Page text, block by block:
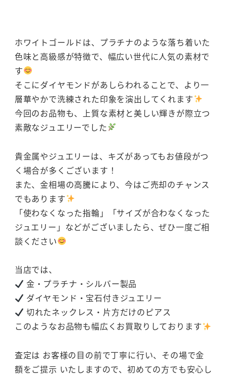
ホワイトゴールドは、プラチナのような落ち着いた
色味と高級感が特徴で、幅広い世代に人気の素材で
す
そこにダイヤモンドがあしらわれることで、より一
層華やかで洗練された印象を演出してくれます
今回のお品物も、上質な素材と美しい輝きが際立つ
素敵なジュエリーでした
貴金属やジュエリーは、キズがあってもお値段がつ
く場合が多くございます！
また、金相場の高騰により、今はご売却のチャンス
でもあります
「使わなくなった指輪」「サイズが合わなくなった
ジュエリー」などがございましたら、ぜひ一度ご相
談ください
当店では、
金・プラチナ・シルバー製品
ダイヤモンド・宝石付きジュエリー
切れたネックレス・片方だけのピアス
このようなお品物も幅広くお買取りしております
査定は お客様の目の前で丁寧に行い、その場で金
額をご提示 いたしますので、初めての方でも安心し